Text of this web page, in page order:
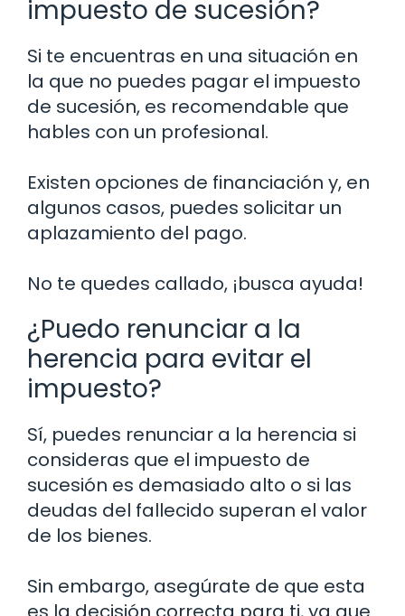
impuesto de sucesión?
Si te encuentras en una situación en
la que no puedes pagar el impuesto
de sucesión, es recomendable que
hables con un profesional.
Existen opciones de financiación y, en
algunos casos, puedes solicitar un
aplazamiento del pago.
No te quedes callado, ¡busca ayuda!
¿Puedo renunciar a la
herencia para evitar el
impuesto?
Sí, puedes renunciar a la herencia si
consideras que el impuesto de
sucesión es demasiado alto o si las
deudas del fallecido superan el valor
de los bienes.
Sin embargo, asegúrate de que esta